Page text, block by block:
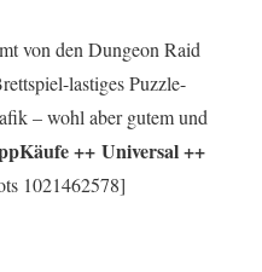
von den Dungeon Raid
lastiges Puzzle-
– wohl aber gutem und
++ Universal ++
1021462578]